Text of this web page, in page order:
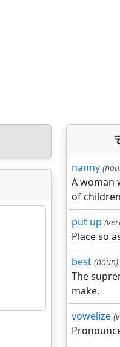
nanny
A woman
of
put up
Place so
best (noun)
The
make.
vowelize